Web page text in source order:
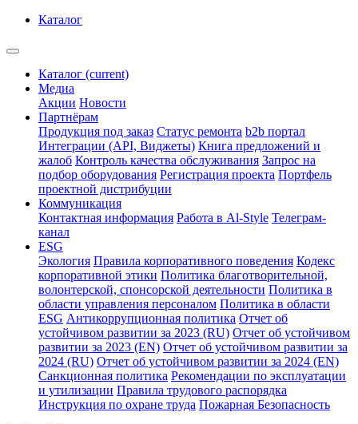
Каталог
Каталог (current)
Медиа
Акции Новости
Партнёрам
Продукция под заказ Статус ремонта b2b портал
Интеграции (API, Виджеты) Книга предложений и
жалоб Контроль качества обслуживания Запрос на
подбор оборудования Регистрация проекта Портфель
проектной дистрибуции
Коммуникация
Контактная информация Работа в Al-Style Телеграм-
канал
ESG
Экология Правила корпоративного поведения Кодекс
корпоративной этики Политика благотворительной,
волонтерской, спонсорской деятельности Политика в
области управления персоналом Политика в области
ESG Антикоррупционная политика Отчет об
устойчивом развитии за 2023 (RU) Отчет об устойчивом
развитии за 2023 (EN) Отчет об устойчивом развитии за
2024 (RU) Отчет об устойчивом развитии за 2024 (EN)
Санкционная политика Рекомендации по эксплуатации
и утилизации Правила трудового распорядка
Инструкция по охране труда Пожарная Безопасность